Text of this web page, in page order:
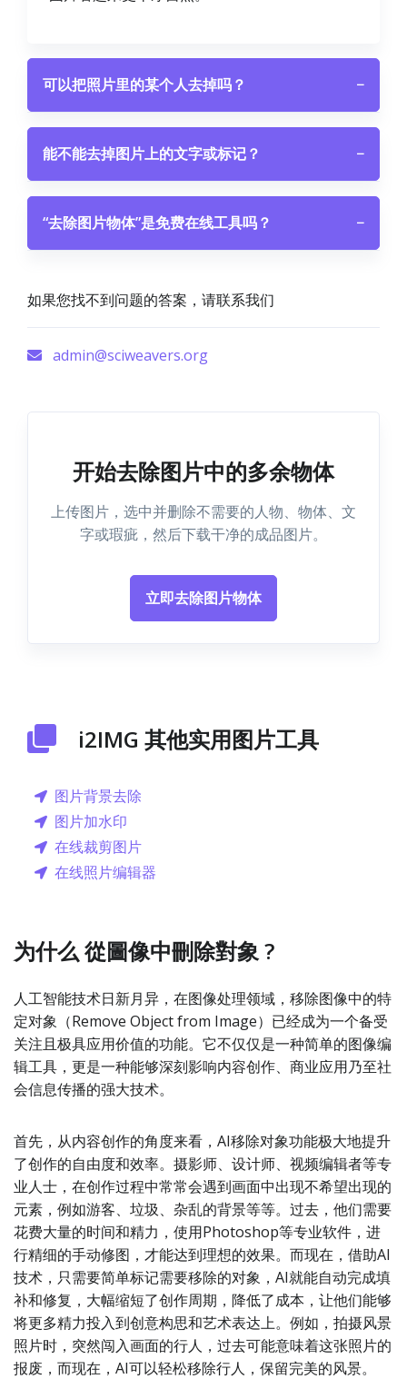
可以把照片里的某个人去掉吗？ −
能不能去掉图片上的文字或标记？ −
“去除图片物体”是免费在线工具吗？ −
如果您找不到问题的答案，请联系我们
admin@sciweavers.org
开始去除图片中的多余物体
上传图片，选中并删除不需要的人物、物体、文
字或瑕疵，然后下载干净的成品图片。
立即去除图片物体
i2IMG 其他实用图片工具
图片背景去除
图片加水印
在线裁剪图片
在线照片编辑器
为什么 從圖像中刪除對象 ?
人工智能技术日新月异，在图像处理领域，移除图像中的特
定对象（Remove Object from Image）已经成为一个备受
关注且极具应用价值的功能。它不仅仅是一种简单的图像编
辑工具，更是一种能够深刻影响内容创作、商业应用乃至社
会信息传播的强大技术。
首先，从内容创作的角度来看，AI移除对象功能极大地提升
了创作的自由度和效率。摄影师、设计师、视频编辑者等专
业人士，在创作过程中常常会遇到画面中出现不希望出现的
元素，例如游客、垃圾、杂乱的背景等等。过去，他们需要
花费大量的时间和精力，使用Photoshop等专业软件，进
行精细的手动修图，才能达到理想的效果。而现在，借助AI
技术，只需要简单标记需要移除的对象，AI就能自动完成填
补和修复，大幅缩短了创作周期，降低了成本，让他们能够
将更多精力投入到创意构思和艺术表达上。例如，拍摄风景
照片时，突然闯入画面的行人，过去可能意味着这张照片的
报废，而现在，AI可以轻松移除行人，保留完美的风景。